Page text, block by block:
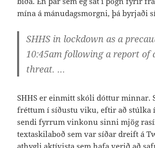
mína á mánudagsmorgni, þá byrjaði
SHHS in lockdown as a
10:45am following a report of
threat. …
SHHS er einmitt skóli dóttur minnar.
fréttum í síðustu viku, eftir að stúlka
sendi fyrrum vinkonu sinni mjög
textaskilaboð sem var síðar dreift á